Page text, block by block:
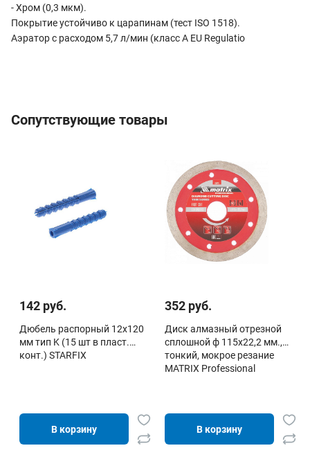
- Хром (0,3 мкм).
Покрытие устойчиво к царапинам (тест ISO 1518).
Аэратор с расходом 5,7 л/мин (класс А EU Regulatio
Сопутствующие товары
142 руб.
Дюбель распорный 12х120
мм тип K (15 шт в пласт.
конт.) STARFIX
В корзину
352 руб.
Диск алмазный отрезной
сплошной ф 115х22,2 мм.,
тонкий, мокрое резание
MATRIX Professional
В корзину